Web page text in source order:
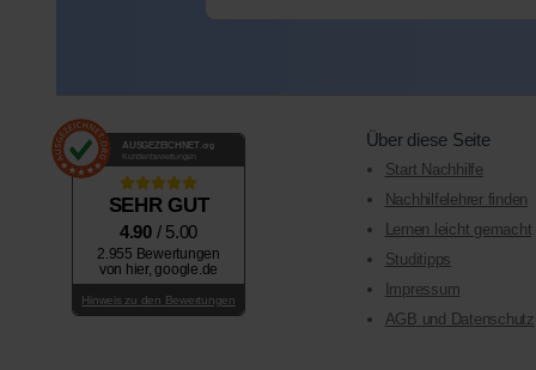
AUSGEZEICHNET .org
Kundenbewertungen
SEHR GUT
4.90 / 5.00
2.955 Bewertungen
von hier, google.de
Hinweis zu den Bewertungen
Über diese Seite
Start Nachhilfe
Nachhilfelehrer finden
Lernen leicht gemacht
Studitipps
Impressum
AGB und Datenschutz